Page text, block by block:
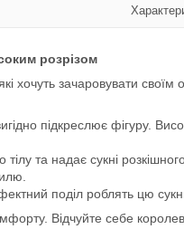
розрізом
хочуть зачаровувати
підкреслює фігуру.
та надає сукні
поділ роблять цю
Відчуйте себе